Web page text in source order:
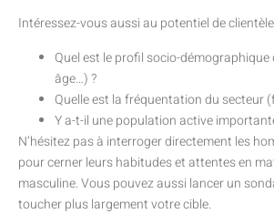
Intéressez-vous aussi au potentiel de
Quel est le profil socio-démographique
âge…) ?
Quelle est la fréquentation du secteur
Y a-t-il une population active
N’hésitez pas à interroger directement les
pour cerner leurs habitudes et attentes en
masculine. Vous pouvez aussi lancer un
toucher plus largement votre cible.